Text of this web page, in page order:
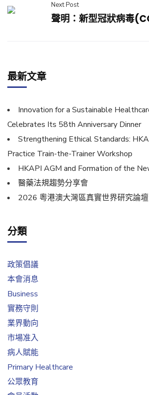
Next Post
聲明：新型冠狀病毒
最新文章
Innovation for a Sustainable
Celebrates Its 58th Anniversary Dinner
Strengthening Ethical Standards:
Practice Train-the-Trainer Workshop
HKAPI AGM and Formation of the
醫藥法規趨勢分享會
2026 粵港澳大灣區真實世界研究論壇
分類
政策倡議
本會消息
Business
實務守則
業界動向
市場准入
病人賦能
Primary Healthcare
公眾教育